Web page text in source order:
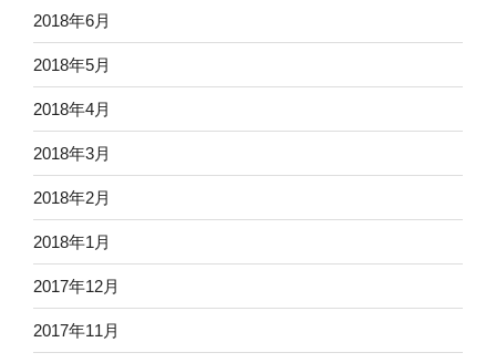
2018年6月
2018年5月
2018年4月
2018年3月
2018年2月
2018年1月
2017年12月
2017年11月